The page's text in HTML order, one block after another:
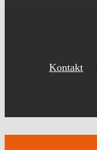
Kontakt